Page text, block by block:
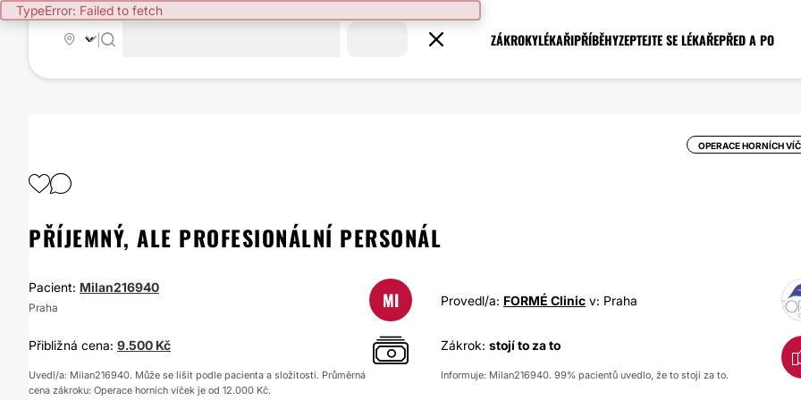
TypeError: Failed to fetch
ZÁKROKYLÉKAŘIPŘÍBĚHYZEPTEJTE SE LÉKAŘEPŘED A PO
OPERACE HORNÍCH
PŘÍJEMNÝ, ALE PROFESIONÁLNÍ PERSONÁL
Pacient: Milan216940
Praha MI Provedl/a: FORMÉ Clinic v: Praha
Přibližná cena: 9.500 Kč
Uvedl/a: Milan216940. Může se lišit podle pacienta a složitosti. Průměrná
cena zákroku: Operace horních víček je od 12.000 Kč.
Zákrok: stojí to za to
Informuje: Milan216940. 99% pacientů uvedlo, že to stojí za to.